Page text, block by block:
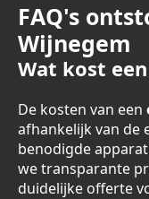
FAQ's
Wijnegem
Wat kost
De kosten van een
afhankelijk van de
benodigde
we transparante
duidelijke offerte